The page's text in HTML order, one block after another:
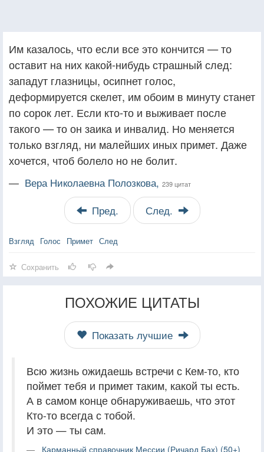
Им казалось, что если все это кончится — то
оставит на них какой-нибудь страшный след:
западут глазницы, осипнет голос,
деформируется скелет, им обоим в минуту станет
по сорок лет. Если кто-то и выживает после
такого — то он заика и инвалид. Но меняется
только взгляд, ни малейших иных примет. Даже
хочется, чтоб болело но не болит.
— Вера Николаевна Полозкова, 239 цитат
Пред. След.
Взгляд Голос Примет След
Сохранить
ПОХОЖИЕ ЦИТАТЫ
Показать лучшие
Всю жизнь ожидаешь встречи с Кем-то, кто
поймет тебя и примет таким, какой ты есть.
А в самом конце обнаруживаешь, что этот
Кто-то всегда с тобой.
И это — ты сам.
Карманный справочник Мессии (Ричард Бах) (50+)